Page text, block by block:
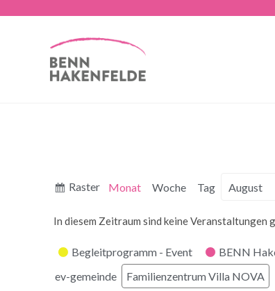
Anzeigen
Raster Monat Woche Tag
Monat
Jahr
In diesem Zeitraum sind keine Veranstaltungen
Kategorien
Begleitprogramm - Event BENN
ev-gemeinde
Familienzentrum Villa NOVA